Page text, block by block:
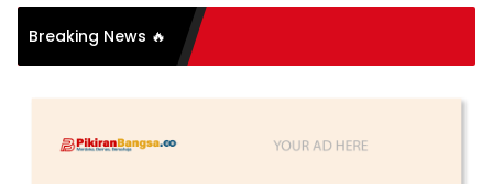
Breaking News 🔥
Sederhana, Katanya